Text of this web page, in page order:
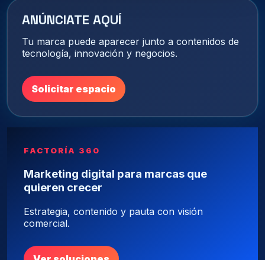
ANÚNCIATE AQUÍ
Tu marca puede aparecer junto a contenidos de
tecnología, innovación y negocios.
Solicitar espacio
FACTORÍA 360
Marketing digital para marcas que
quieren crecer
Estrategia, contenido y pauta con visión
comercial.